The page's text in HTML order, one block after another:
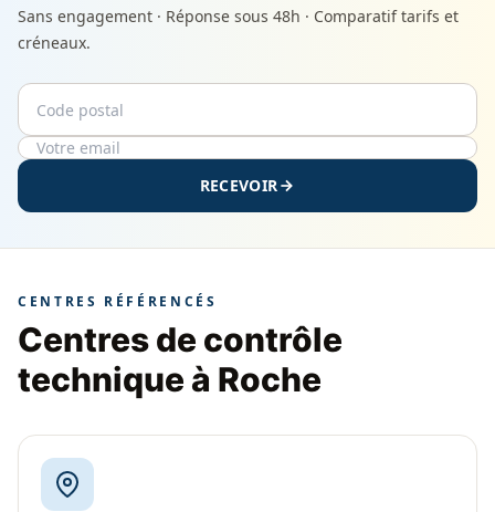
Sans engagement · Réponse sous 48h · Comparatif tarifs et
créneaux.
Code postal
Email
RECEVOIR
CENTRES RÉFÉRENCÉS
Centres de contrôle
technique à Roche